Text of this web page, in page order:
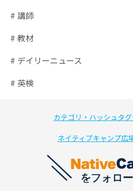
# 講師
# 教材
# デイリーニュース
# 英検
カテゴリ・ハッシュタ
ネイティブキャンプ広